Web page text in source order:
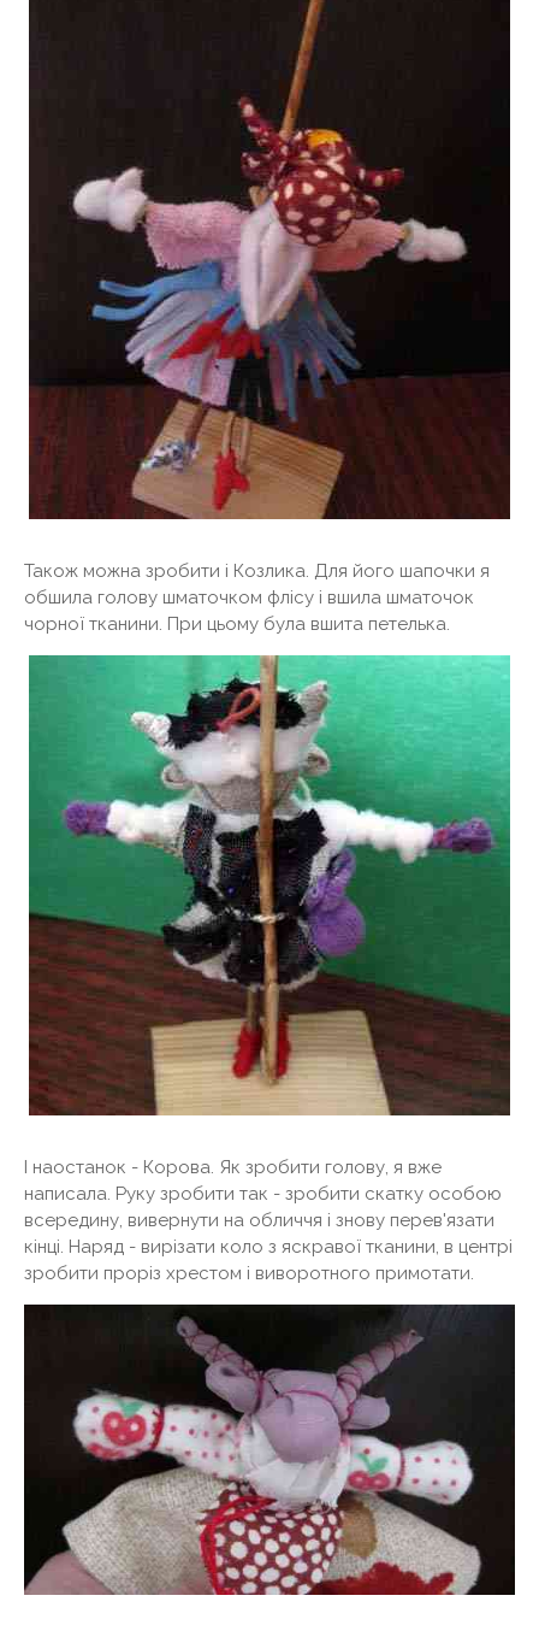
Також можна зробити і Козлика. Для його шапочки я
обшила голову шматочком флісу і вшила шматочок
чорної тканини. При цьому була вшита петелька.
І наостанок - Корова. Як зробити голову, я вже
написала. Руку зробити так - зробити скатку особою
всередину, вивернути на обличчя і знову перев'язати
кінці. Наряд - вирізати коло з яскравої тканини, в центрі
зробити проріз хрестом і виворотного примотати.